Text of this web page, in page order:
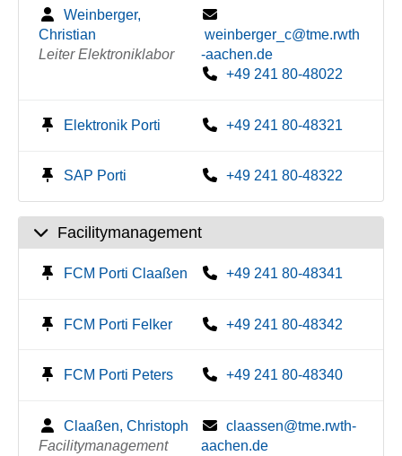
Weinberger,
Christian
Leiter Elektroniklabor
weinberger_c@tme.rwth
-aachen.de
+49 241 80-48022
Elektronik Porti +49 241 80-48321
SAP Porti +49 241 80-48322
Facilitymanagement
FCM Porti Claaßen +49 241 80-48341
FCM Porti Felker +49 241 80-48342
FCM Porti Peters +49 241 80-48340
Claaßen, Christoph
Facilitymanagement
claassen@tme.rwth-
aachen.de